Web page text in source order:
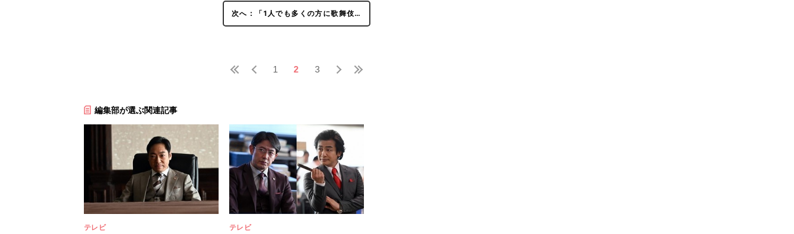
次へ：「1人でも多くの方に歌舞伎…
1 2 3
編集部が選ぶ関連記事
テレビ テレビ